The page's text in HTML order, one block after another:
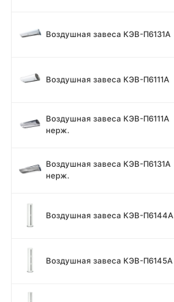
Воздушная завеса КЭВ-П6131A
Воздушная завеса КЭВ-П6111A
Воздушная завеса КЭВ-П6111A
нерж.
Воздушная завеса КЭВ-П6131A
нерж.
Воздушная завеса КЭВ-П6144A
Воздушная завеса КЭВ-П6145A